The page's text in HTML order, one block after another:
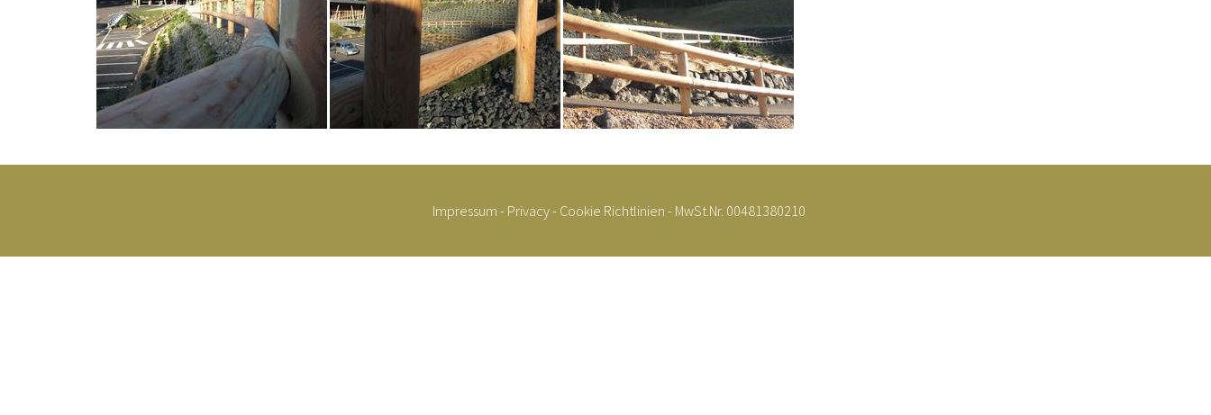
Impressum - Privacy- Cookie Richtlinien - MwSt.Nr. 00481380210